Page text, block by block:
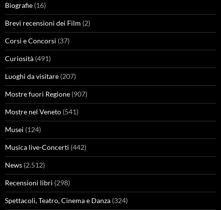
Biografie (16)
Brevi recensioni dei Film (2)
Corsi e Concorsi (37)
Curiosità (491)
Luoghi da visitare (207)
Mostre fuori Regione (907)
Mostre nel Veneto (541)
Musei (124)
Musica live-Concerti (442)
News (2.512)
Recensioni libri (298)
Spettacoli, Teatro, Cinema e Danza (324)